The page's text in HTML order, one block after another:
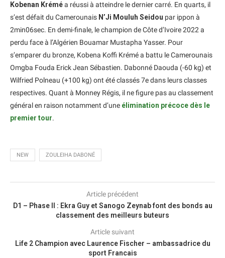
Kobenan Kréméa réussi à atteindre le dernier carré. En quarts, il
s’est défait du Camerounais N’Ji Mouluh Seidou par ippon à
2min06sec. En demi-finale, le champion de Côte d’Ivoire 2022 a
perdu face à l’Algérien Bouamar Mustapha Yasser. Pour
s’emparer du bronze, Kobena Koffi Krémé a battu le Camerounais
Omgba Fouda Erick Jean Sébastien. Dabonné Daouda (-60 kg) et
Wilfried Polneau (+100 kg) ont été classés 7e dans leurs classes
respectives. Quant à Monney Régis, il ne figure pas au classement
général en raison notamment d’une élimination précoce dès le
premier tour.
NEW ZOULEIHA DABONÉ
Article précédent
D1 – Phase II : Ekra Guy et Sanogo Zeynab font des bonds au
classement des meilleurs buteurs
Article suivant
Life 2 Champion avec Laurence Fischer – ambassadrice du
sport Francais